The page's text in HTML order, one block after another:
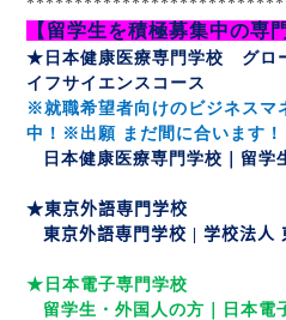
【留学生を積極募集中の専
★日本健康医療専門学校 グロ
イフサイエンスコース
※就職希望者向けのビジネスマ
中！※出願 まだ間に合います！
日本健康医療専門学校｜留学
★東京外語専門学校
東京外語専門学校
学校法人
★日本電子専門学校
留学生・外国人の方｜日本電